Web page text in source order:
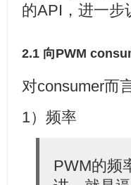
的API，进一步
2.1 向PWM
对consumer而
1）频率
PWM的频